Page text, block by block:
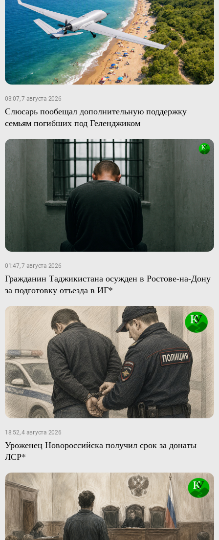
03:07, 7 августа 2026
Слюсарь пообещал дополнительную поддержку
семьям погибших под Геленджиком
01:47, 7 августа 2026
Гражданин Таджикистана осужден в Ростове-на-Дону
за подготовку отъезда в ИГ*
18:52, 4 августа 2026
Уроженец Новороссийска получил срок за донаты
ЛСР*